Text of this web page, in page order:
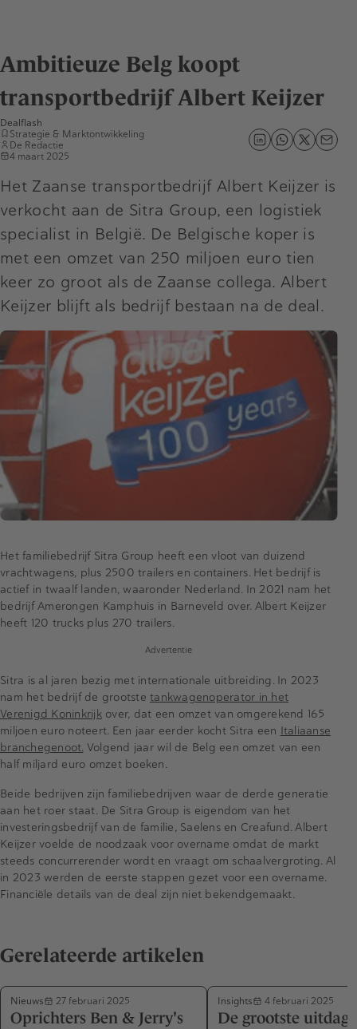
Ambitieuze Belg koopt
transportbedrijf Albert Keijzer
Dealflash
Strategie & Marktontwikkeling
De Redactie
4 maart 2025
Het Zaanse transportbedrijf Albert Keijzer is
verkocht aan de Sitra Group, een logistiek
specialist in België. De Belgische koper is
met een omzet van 250 miljoen euro tien
keer zo groot als de Zaanse collega. Albert
Keijzer blijft als bedrijf bestaan na de deal.
Het familiebedrijf Sitra Group heeft een vloot van duizend
vrachtwagens, plus 2500 trailers en containers. Het bedrijf is
actief in twaalf landen, waaronder Nederland. In 2021 nam het
bedrijf Amerongen Kamphuis in Barneveld over. Albert Keijzer
heeft 120 trucks plus 270 trailers.
Advertentie
Sitra is al jaren bezig met internationale uitbreiding. In 2023
nam het bedrijf de grootste tankwagenoperator in het
Verenigd Koninkrijkover, dat een omzet van omgerekend 165
miljoen euro noteert. Een jaar eerder kocht Sitra een Italiaanse
branchegenoot. Volgend jaar wil de Belg een omzet van een
half miljard euro omzet boeken.
Beide bedrijven zijn familiebedrijven waar de derde generatie
aan het roer staat. De Sitra Group is eigendom van het
investeringsbedrijf van de familie, Saelens en Creafund. Albert
Keijzer voelde de noodzaak voor overname omdat de markt
steeds concurrerender wordt en vraagt om schaalvergroting. Al
in 2023 werden de eerste stappen gezet voor een overname.
Financiële details van de deal zijn niet bekendgemaakt.
Gerelateerde artikelen
Nieuws 27 februari 2025
Oprichters Ben & Jerry's
Insights 4 februari 2025
De grootste